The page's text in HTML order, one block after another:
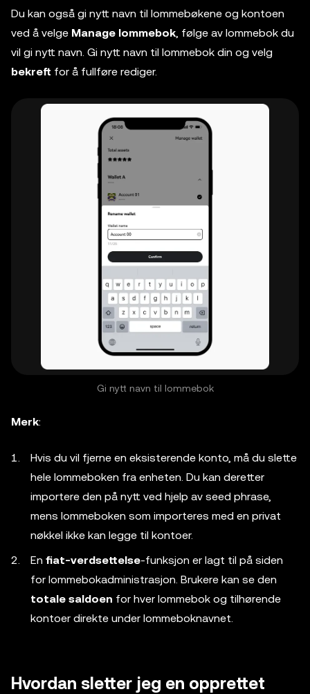
Du kan også gi nytt navn til lommebøkene og kontoen
ved å velge Manage lommebok , følge av lommebok du
vil gi nytt navn. Gi nytt navn til lommebok din og velg
bekreft for å fullføre rediger.
Gi nytt navn til lommebok
Merk:
Hvis du vil fjerne en eksisterende konto, må du slette
hele lommeboken fra enheten. Du kan deretter
importere den på nytt ved hjelp av seed phrase,
mens lommeboken som importeres med en privat
nøkkel ikke kan legge til kontoer.
En fiat-verdsettelse-funksjon er lagt til på siden
for lommebokadministrasjon. Brukere kan se den
totale saldoen for hver lommebok og tilhørende
kontoer direkte under lommeboknavnet.
Hvordan sletter jeg en opprettet